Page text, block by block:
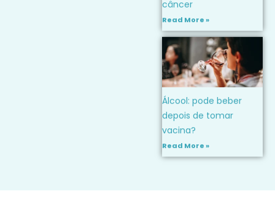
câncer
Read More »
Álcool: pode beber
depois de tomar
vacina?
Read More »